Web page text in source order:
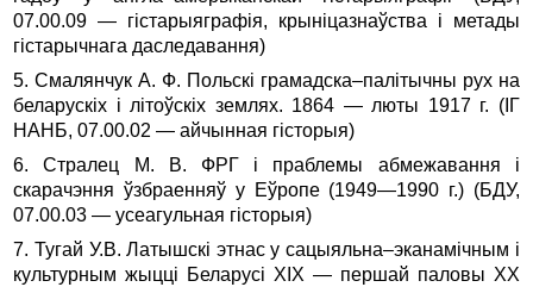
07.00.09 — гістарыя­графія, крыніцазнаўства і метады
гістарычнага да­следавання)
5. Смалянчук А. Ф. Польскі грамадска–палітычны рух на
бела­рус­кіх і літоўскіх землях. 1864 — люты 1917 г. (ІГ
НАНБ, 07.00.02 — айчынная гісторыя)
6. Стралец М. В. ФРГ і праблемы абмежавання і
скарачэння ўзбраенняў у Еўропе (1949—1990 г.) (БДУ,
07.00.03 — усеагульная гісторыя)
7. Тугай У.В. Латышскі этнас у сацыяльна–эканамічным і
культурным жыцці Беларусі ХIХ — першай паловы XX